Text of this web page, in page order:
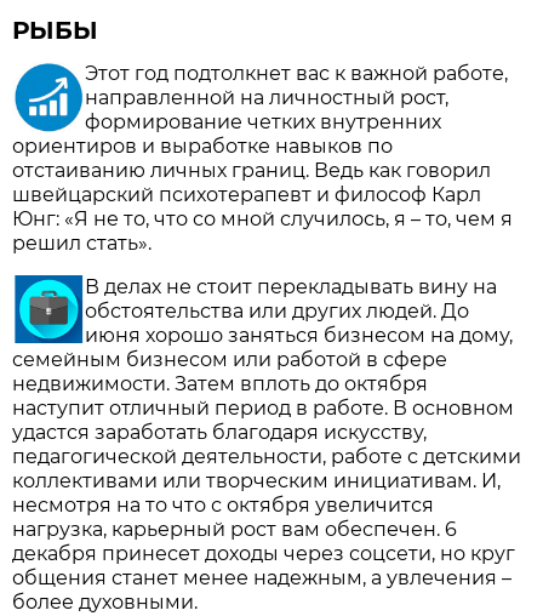
РЫБЫ
Этот год подтолкнет вас к важной работе,
направленной на личностный рост,
формирование четких внутренних
ориентиров и выработке навыков по
отстаиванию личных границ. Ведь как говорил
швейцарский психотерапевт и философ Карл
Юнг: «Я не то, что со мной случилось, я – то, чем я
решил стать».
В делах не стоит перекладывать вину на
обстоятельства или других людей. До
июня хорошо заняться бизнесом на дому,
семейным бизнесом или работой в сфере
недвижимости. Затем вплоть до октября
наступит отличный период в работе. В основном
удастся заработать благодаря искусству,
педагогической деятельности, работе с детскими
коллективами или творческим инициативам. И,
несмотря на то что с октября увеличится
нагрузка, карьерный рост вам обеспечен. 6
декабря принесет доходы через соцсети, но круг
общения станет менее надежным, а увлечения –
более духовными.